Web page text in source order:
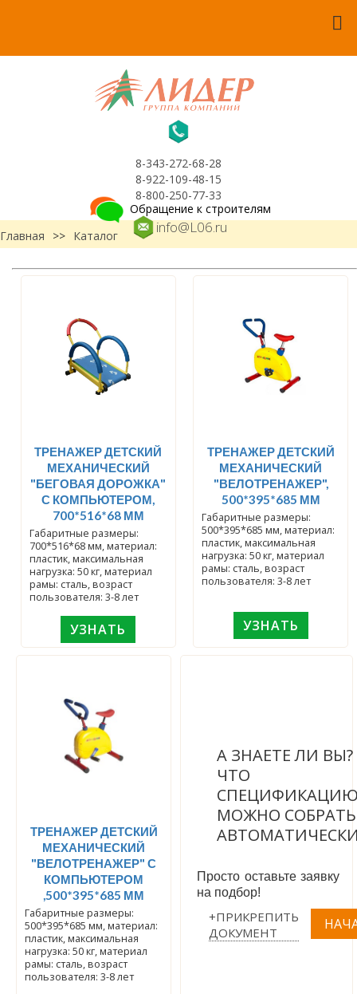
8-343-272-68-28
8-922-109-48-15
8-800-250-77-33
info@L06.ru
Обращение к строителям
Главная
>> Каталог
ТРЕНАЖЕР ДЕТСКИЙ
МЕХАНИЧЕСКИЙ
"БЕГОВАЯ ДОРОЖКА"
С КОМПЬЮТЕРОМ,
700*516*68 ММ
Габаритные размеры:
700*516*68 мм, материал:
пластик, максимальная
нагрузка: 50 кг, материал
рамы: сталь, возраст
пользователя: 3-8 лет
УЗНАТЬ
ТРЕНАЖЕР ДЕТСКИЙ
МЕХАНИЧЕСКИЙ
"ВЕЛОТРЕНАЖЕР",
500*395*685 ММ
Габаритные размеры:
500*395*685 мм, материал:
пластик, максимальная
нагрузка: 50 кг, материал
рамы: сталь, возраст
пользователя: 3-8 лет
УЗНАТЬ
ТРЕНАЖЕР ДЕТСКИЙ
МЕХАНИЧЕСКИЙ
"ВЕЛОТРЕНАЖЕР" С
КОМПЬЮТЕРОМ
,500*395*685 ММ
Габаритные размеры:
500*395*685 мм, материал:
пластик, максимальная
нагрузка: 50 кг, материал
рамы: сталь, возраст
пользователя: 3-8 лет
А ЗНАЕТЕ ЛИ ВЫ?
ЧТО
МОЖНО СОБРАТЬ
Просто оставьте заявку
на подбор!
+ПРИКРЕПИТЬ
ДОКУМЕНТ